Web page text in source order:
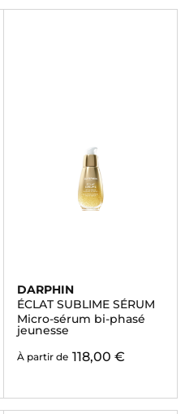
DARPHIN
ÉCLAT SUBLIME SÉRUM
Micro-sérum bi-phasé
jeunesse
À partir de 118,00 €